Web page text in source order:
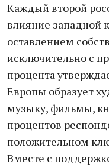
Каждый второй
влияние западной
оставлением
исключительно с
процента
Европы образует
музыку, фильмы,
процентов
положительном
Вместе с